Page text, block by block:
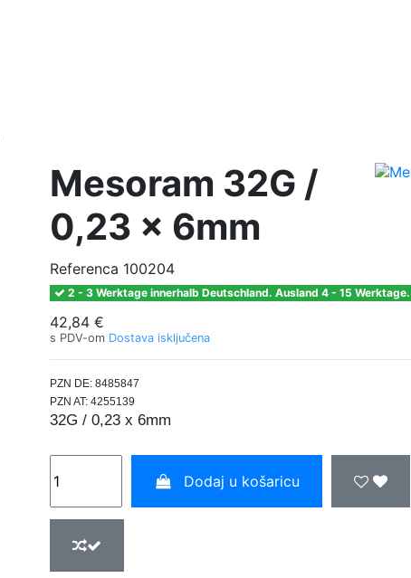
Mesoram 32G /
0,23 x 6mm
Referenca 100204
2 - 3 Werktage innerhalb Deutschland. Ausland 4 - 15 Werktage.
42,84 €
s PDV-om Dostava isključena
PZN DE: 8485847
PZN AT: 4255139
32G / 0,23 x 6mm
Dodaj u košaricu